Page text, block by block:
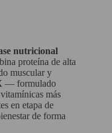
nutricional
proteína de alta
muscular y
— formulado
más
en etapa de
de forma